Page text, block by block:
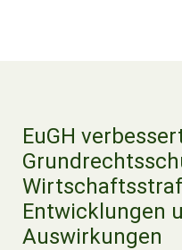
EuGH
Entwicklungen
Auswirkungen